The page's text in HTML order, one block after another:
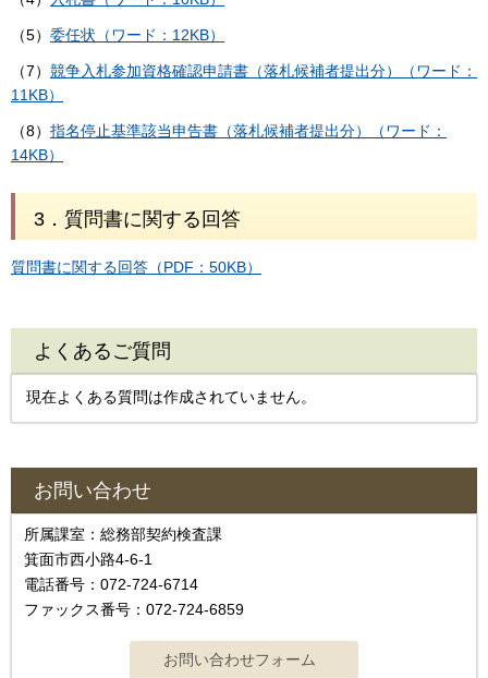
（5） 委任状（ワード：12KB）
（7） 競争入札参加資格確認申請書（落札候補者提出分）（ワード：
11KB）
（8） 指名停止基準該当申告書（落札候補者提出分）（ワード：
14KB）
3．質問書に関する回答
質問書に関する回答（PDF：50KB）
よくあるご質問
現在よくある質問は作成されていません。
お問い合わせ
所属課室：総務部契約検査課
箕面市西小路4‐6‐1
電話番号：072-724-6714
ファックス番号：072-724-6859